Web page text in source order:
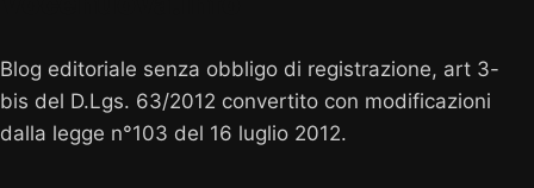
Blog editoriale senza obbligo di registrazione, art 3-
bis del D.Lgs. 63/2012 convertito con modificazioni
dalla legge n°103 del 16 luglio 2012.